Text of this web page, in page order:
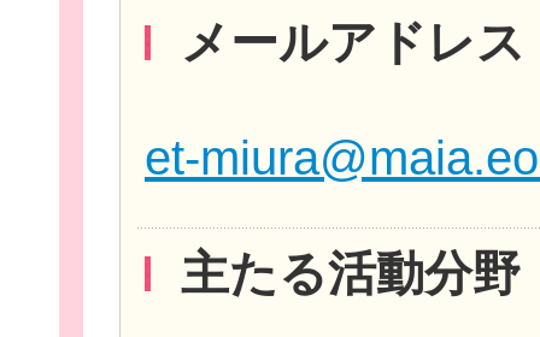
ログイ
メールアドレス
et-
主たる活動分野